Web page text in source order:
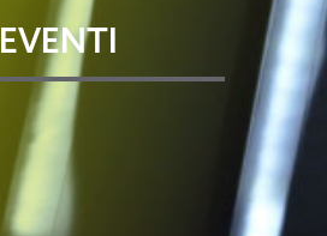
EVENTI